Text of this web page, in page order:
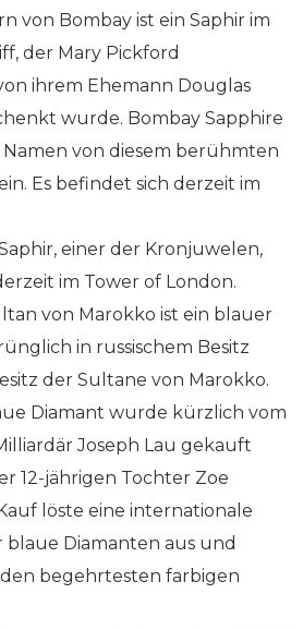
von Bombay ist ein Saphir im
der Mary Pickford
ihrem Ehemann Douglas
wurde. Bombay Sapphire
Namen von diesem berühmten
Es befindet sich derzeit im
einer der Kronjuwelen,
im Tower of London.
von Marokko ist ein blauer
in russischem Besitz
der Sultane von Marokko.
Diamant wurde kürzlich vom
Joseph Lau gekauft
12-jährigen Tochter Zoe
löste eine internationale
blaue Diamanten aus und
begehrtesten farbigen